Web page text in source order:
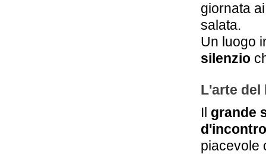
giornata
salata.
Un luogo
silenzio
L'arte del
Il grande
d'incontro
piacevole